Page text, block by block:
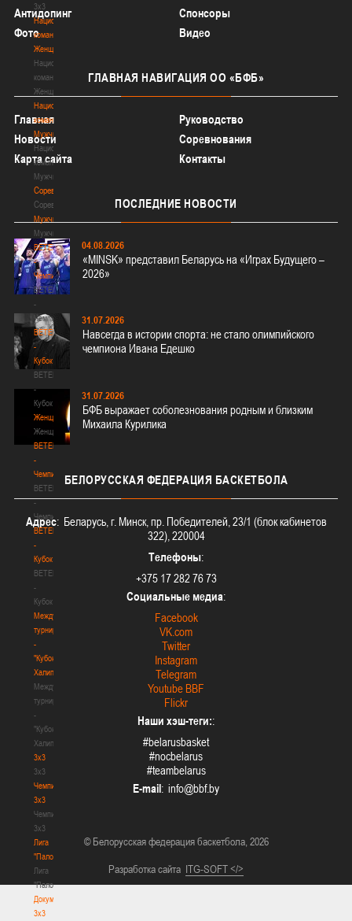
3х3
Национальная
команда.
Женщины
Национальная
команда.
Женщины
Национальная
команда.
Мужчины
Национальная
команда.
Мужчины
Соревнования
Соревнования
Мужчины
Мужчины
BETERA
-
Чемпионат
BETERA
-
Чемпионат
BETERA
-
Кубок
BETERA
-
Кубок
Женщины
Женщины
BETERA
-
Чемпионат
BETERA
-
Чемпионат
BETERA
-
Кубок
BETERA
-
Кубок
Международный
турнир
-
"Кубок
Халипского"
Международный
турнир
-
"Кубок
Халипского"
3x3
3x3
Чемпионат
3х3
Чемпионат
3х3
Лига
"Палова"
Лига
"Палова"
Документы
3х3
Антидопинг
Спонсоры
Фото
Видео
ГЛАВНАЯ НАВИГАЦИЯ ОО «БФБ»
Главная
Руководство
Новости
Соревнования
Карта сайта
Контакты
ПОСЛЕДНИЕ НОВОСТИ
04.08.2026
«MINSK» представил Беларусь на «Играх Будущего –
2026»
31.07.2026
Навсегда в истории спорта: не стало олимпийского
чемпиона Ивана Едешко
31.07.2026
БФБ выражает соболезнования родным и близким
Михаила Курилика
БЕЛОРУССКАЯ ФЕДЕРАЦИЯ БАСКЕТБОЛА
Адрес: Беларусь, г. Минск, пр. Победителей, 23/1 (блок кабинетов
322), 220004
Телефоны:
+375 17 282 76 73
Социальные медиа:
Facebook
VK.com
Twitter
Instagram
Telegram
Youtube BBF
Flickr
Наши хэш-теги::
#belarusbasket
#nocbelarus
#teambelarus
E-mail:
© Белорусская федерация баскетбола, 2026
Разработка сайта ITG-SOFT </>